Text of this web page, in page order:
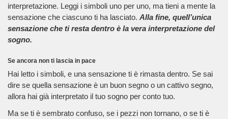
interpretazione. Leggi i simboli uno per uno, ma tieni a mente la
sensazione che ciascuno ti ha lasciato. Alla fine, quell’unica
sensazione che ti resta dentro è la vera interpretazione del
sogno.
Se ancora non ti lascia in pace
Hai letto i simboli, e una sensazione ti è rimasta dentro. Se sai
dire se quella sensazione è un buon segno o un cattivo segno,
allora hai già interpretato il tuo sogno per conto tuo.
Ma se ti è sembrato confuso, se i pezzi non tornano, o se ti è